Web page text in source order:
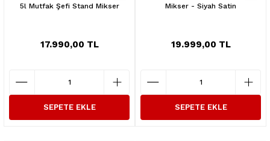
5l Mutfak Şefi Stand Mikser
17.990,00 TL
SEPETE EKLE
Mikser - Siyah Satin
19.999,00 TL
SEPETE EKLE